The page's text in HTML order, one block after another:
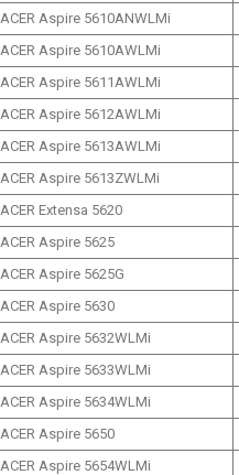
ACER Aspire 5610ANWLMi
ACER Aspire 5610AWLMi
ACER Aspire 5611AWLMi
ACER Aspire 5612AWLMi
ACER Aspire 5613AWLMi
ACER Aspire 5613ZWLMi
ACER Extensa 5620
ACER Aspire 5625
ACER Aspire 5625G
ACER Aspire 5630
ACER Aspire 5632WLMi
ACER Aspire 5633WLMi
ACER Aspire 5634WLMi
ACER Aspire 5650
ACER Aspire 5654WLMi